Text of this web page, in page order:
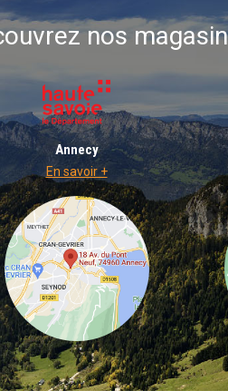
nos
Annecy
En savoir +